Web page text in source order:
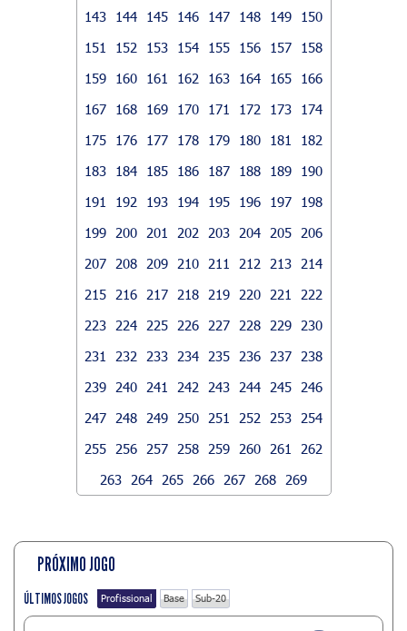
143
144 145 146 147 148 149
150
151
152 153 154 155 156 157
158
159
160 161 162 163 164 165
166
167
168 169 170 171 172 173
174
175
176 177 178 179 180 181
182
183
184 185 186 187 188 189
190
191
192 193 194 195 196 197
198
199
200 201 202 203 204 205
206
207
208 209 210 211 212 213
214
215
216 217 218 219 220 221
222
223
224 225 226 227 228 229
230
231
232 233 234 235 236 237
238
239
240 241 242 243 244 245
246
247
248 249 250 251 252 253
254
255
256 257 258 259 260 261
262
263
264 265 266 267 268 269
PRÓXIMO JOGO
ÚLTIMOS JOGOS Profissional Base Sub-20